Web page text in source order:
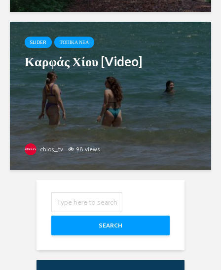
SLIDER ΤΟΠΙΚΑ ΝΕΑ
Καρφάς Χίου [Video]
chios_tv 98 views
SEARCH